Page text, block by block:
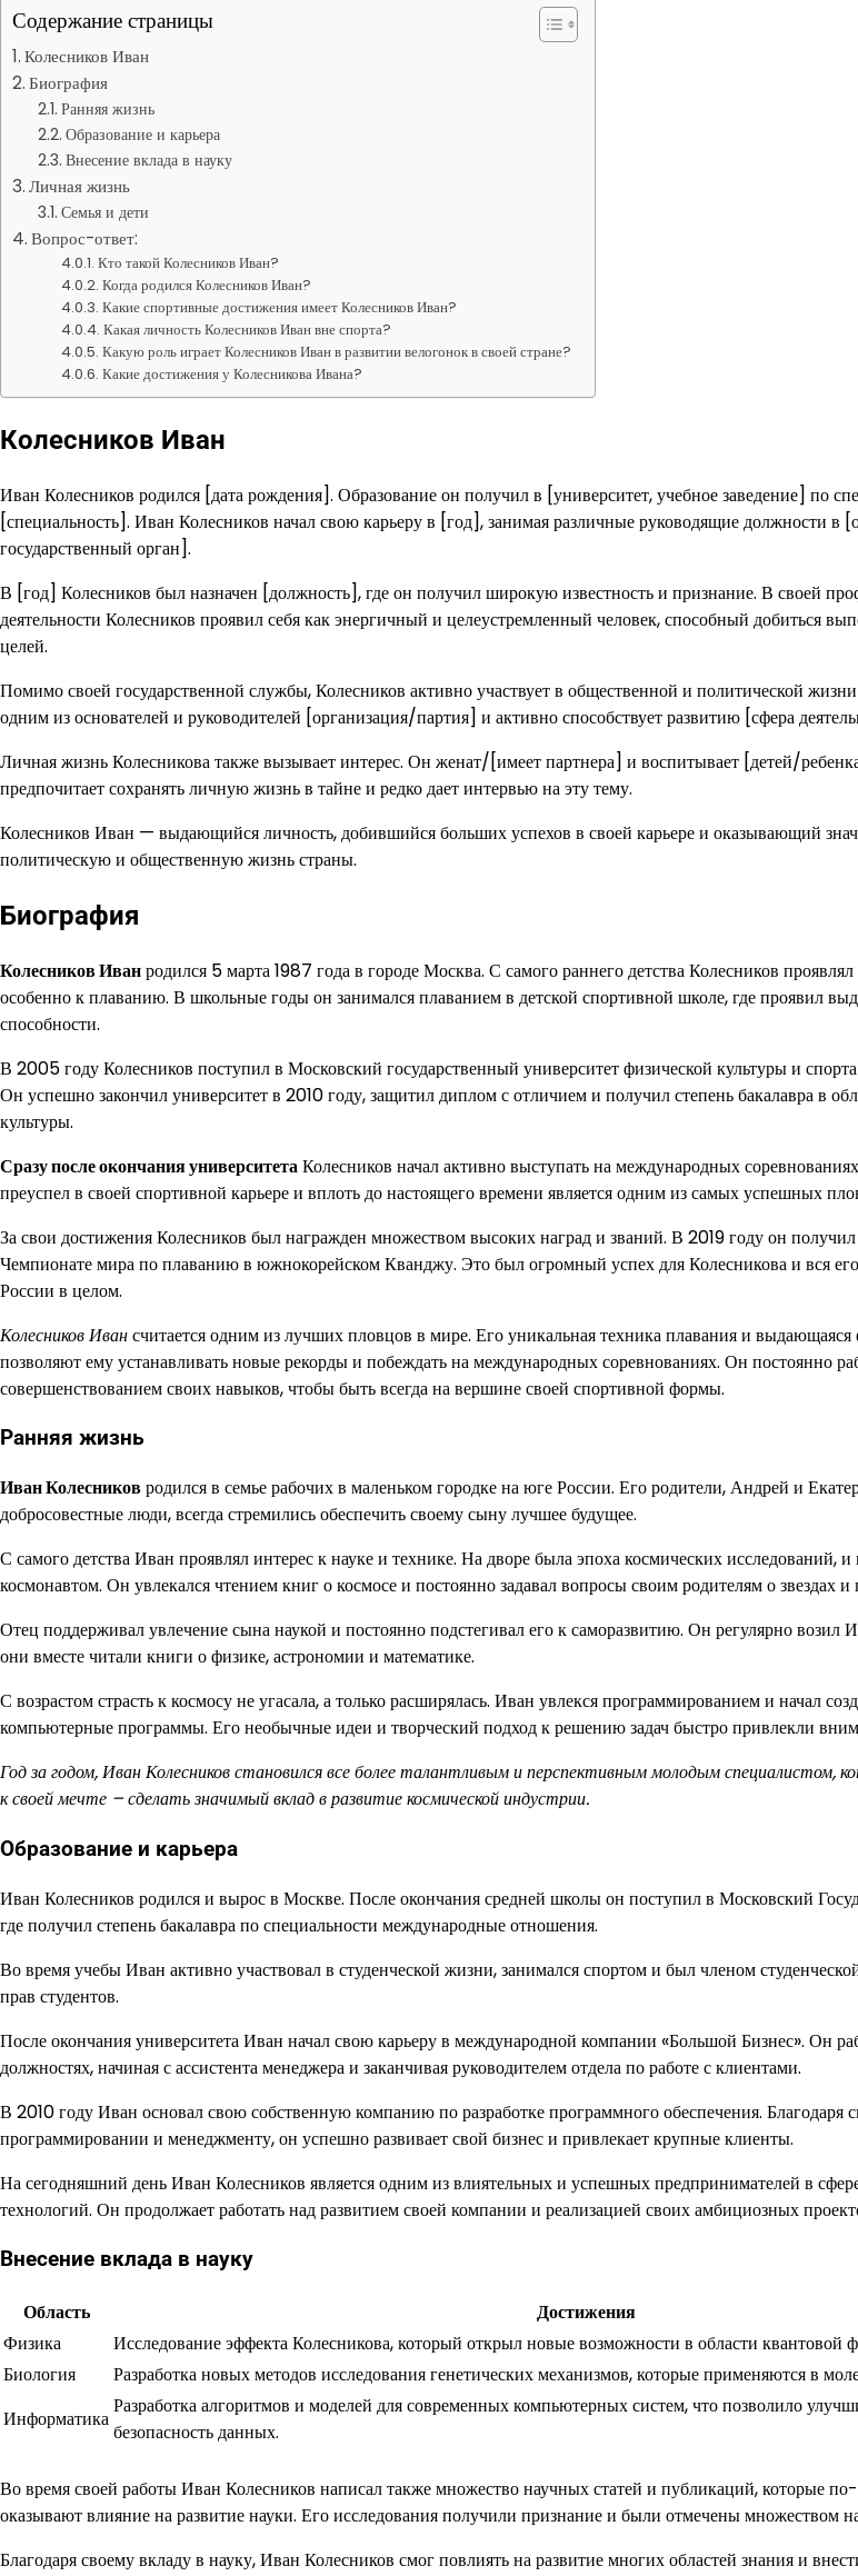
Содержание страницы
Колесников Иван
Биография
Ранняя жизнь
Образование и карьера
Внесение вклада в науку
Личная жизнь
Семья и дети
Вопрос-ответ:
Кто такой Колесников Иван?
Когда родился Колесников Иван?
Какие спортивные достижения имеет Колесников Иван?
Какая личность Колесников Иван вне спорта?
Какую роль играет Колесников Иван в развитии велогонок в своей стране?
Какие достижения у Колесникова Ивана?
Колесников Иван
Иван Колесников родился [дата рождения]. Образование он получил в [университет, учебное заведение] по
[специальность]. Иван Колесников начал свою карьеру в [год], занимая различные руководящие должности в
государственный орган].
В [год] Колесников был назначен [должность], где он получил широкую известность и признание. В своей
деятельности Колесников проявил себя как энергичный и целеустремленный человек, способный добиться
целей.
Помимо своей государственной службы, Колесников активно участвует в общественной и политической
одним из основателей и руководителей [организация/партия] и активно способствует развитию [сфера
Личная жизнь Колесникова также вызывает интерес. Он женат/[имеет партнера] и воспитывает [детей/
предпочитает сохранять личную жизнь в тайне и редко дает интервью на эту тему.
Колесников Иван — выдающийся личность, добившийся больших успехов в своей карьере и оказывающий
политическую и общественную жизнь страны.
Биография
Колесников Иванродился 5 марта 1987 года в городе Москва. С самого раннего детства Колесников проявлял
особенно к плаванию. В школьные годы он занимался плаванием в детской спортивной школе, где проявил
способности.
В 2005 году Колесников поступил в Московский государственный университет физической культуры и спорта
Он успешно закончил университет в 2010 году, защитил диплом с отличием и получил степень бакалавра в
культуры.
Сразу после окончания университетаКолесников начал активно выступать на международных
преуспел в своей спортивной карьере и вплоть до настоящего времени является одним из самых успешных
За свои достижения Колесников был награжден множеством высоких наград и званий. В 2019 году он
Чемпионате мира по плаванию в южнокорейском Кванджу. Это был огромный успех для Колесникова и вся
России в целом.
Колесников Ивансчитается одним из лучших пловцов в мире. Его уникальная техника плавания и выдающаяся
позволяют ему устанавливать новые рекорды и побеждать на международных соревнованиях. Он постоянно
совершенствованием своих навыков, чтобы быть всегда на вершине своей спортивной формы.
Ранняя жизнь
Иван Колесниковродился в семье рабочих в маленьком городке на юге России. Его родители, Андрей и
добросовестные люди, всегда стремились обеспечить своему сыну лучшее будущее.
С самого детства Иван проявлял интерес к науке и технике. На дворе была эпоха космических исследований, и
космонавтом. Он увлекался чтением книг о космосе и постоянно задавал вопросы своим родителям о звездах и
Отец поддерживал увлечение сына наукой и постоянно подстегивал его к саморазвитию. Он регулярно возил
они вместе читали книги о физике, астрономии и математике.
С возрастом страсть к космосу не угасала, а только расширялась. Иван увлекся программированием и начал
компьютерные программы. Его необычные идеи и творческий подход к решению задач быстро привлекли
Год за годом, Иван Колесников становился все более талантливым и перспективным молодым специалистом,
к своей мечте – сделать значимый вклад в развитие космической индустрии.
Образование и карьера
Иван Колесников родился и вырос в Москве. После окончания средней школы он поступил в Московский
где получил степень бакалавра по специальности международные отношения.
Во время учебы Иван активно участвовал в студенческой жизни, занимался спортом и был членом
прав студентов.
После окончания университета Иван начал свою карьеру в международной компании «Большой Бизнес». Он
должностях, начиная с ассистента менеджера и заканчивая руководителем отдела по работе с клиентами.
В 2010 году Иван основал свою собственную компанию по разработке программного обеспечения. Благодаря
программировании и менеджменту, он успешно развивает свой бизнес и привлекает крупные клиенты.
На сегодняшний день Иван Колесников является одним из влиятельных и успешных предпринимателей в
технологий. Он продолжает работать над развитием своей компании и реализацией своих амбициозных
Внесение вклада в науку
Область
Достижения
Физика
Исследование эффекта Колесникова, который открыл новые возможности в области квантовой
Биология
Разработка новых методов исследования генетических механизмов, которые применяются в
Информатика
Разработка алгоритмов и моделей для современных компьютерных систем, что позволило
безопасность данных.
Во время своей работы Иван Колесников написал также множество научных статей и публикаций, которые
оказывают влияние на развитие науки. Его исследования получили признание и были отмечены множеством
Благодаря своему вкладу в науку, Иван Колесников смог повлиять на развитие многих областей знания и